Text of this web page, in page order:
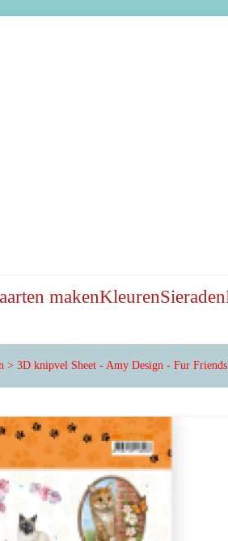
makenKleurenSieraden
> 3D knipvel Sheet - Amy Design - Fur